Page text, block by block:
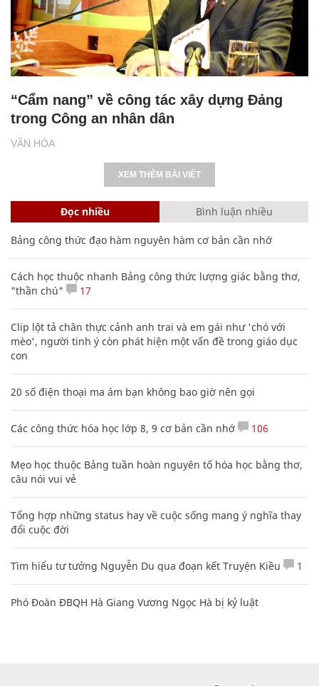
VĂN HÓA
“Cẩm nang” về công tác xây dựng Đảng
trong Công an nhân dân
XEM THÊM BÀI VIẾT
Đọc nhiều Bình luận nhiều
Bảng công thức đạo hàm nguyên hàm cơ bản cần nhớ
Cách học thuộc nhanh Bảng công thức lượng giác bằng thơ,
"thần chú"
17
Clip lột tả chân thực cảnh anh trai và em gái như 'chó với
mèo', người tinh ý còn phát hiện một vấn đề trong giáo dục
con
20 số điện thoại ma ám bạn không bao giờ nên gọi
Các công thức hóa học lớp 8, 9 cơ bản cần nhớ 106
Mẹo học thuộc Bảng tuần hoàn nguyên tố hóa học bằng thơ,
câu nói vui vẻ
Tổng hợp những status hay về cuộc sống mang ý nghĩa thay
đổi cuộc đời
Tìm hiểu tư tưởng Nguyễn Du qua đoạn kết Truyện Kiều 1
Phó Đoàn ĐBQH Hà Giang Vương Ngọc Hà bị kỷ luật